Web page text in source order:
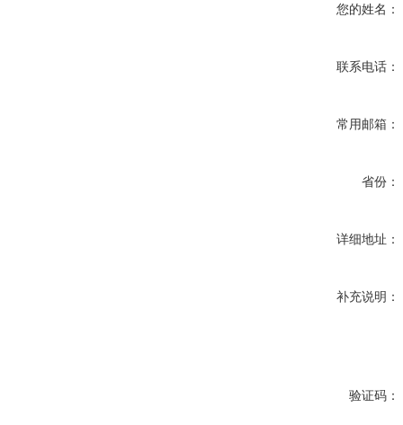
您的姓名：
联系电话：
常用邮箱：
省份：
详细地址：
补充说明：
验证码：